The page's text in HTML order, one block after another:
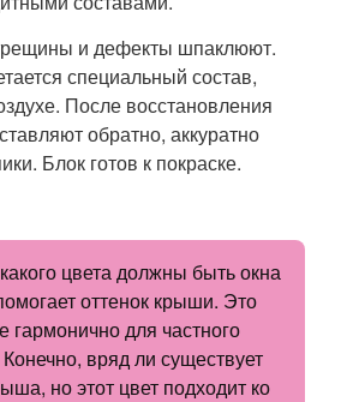
и дефекты шпаклюют.
специальный состав,
После восстановления
обратно, аккуратно
Блок готов к покраске.
цвета должны быть окна
оттенок крыши. Это
гармонично для частного
вряд ли существует
но этот цвет подходит ко